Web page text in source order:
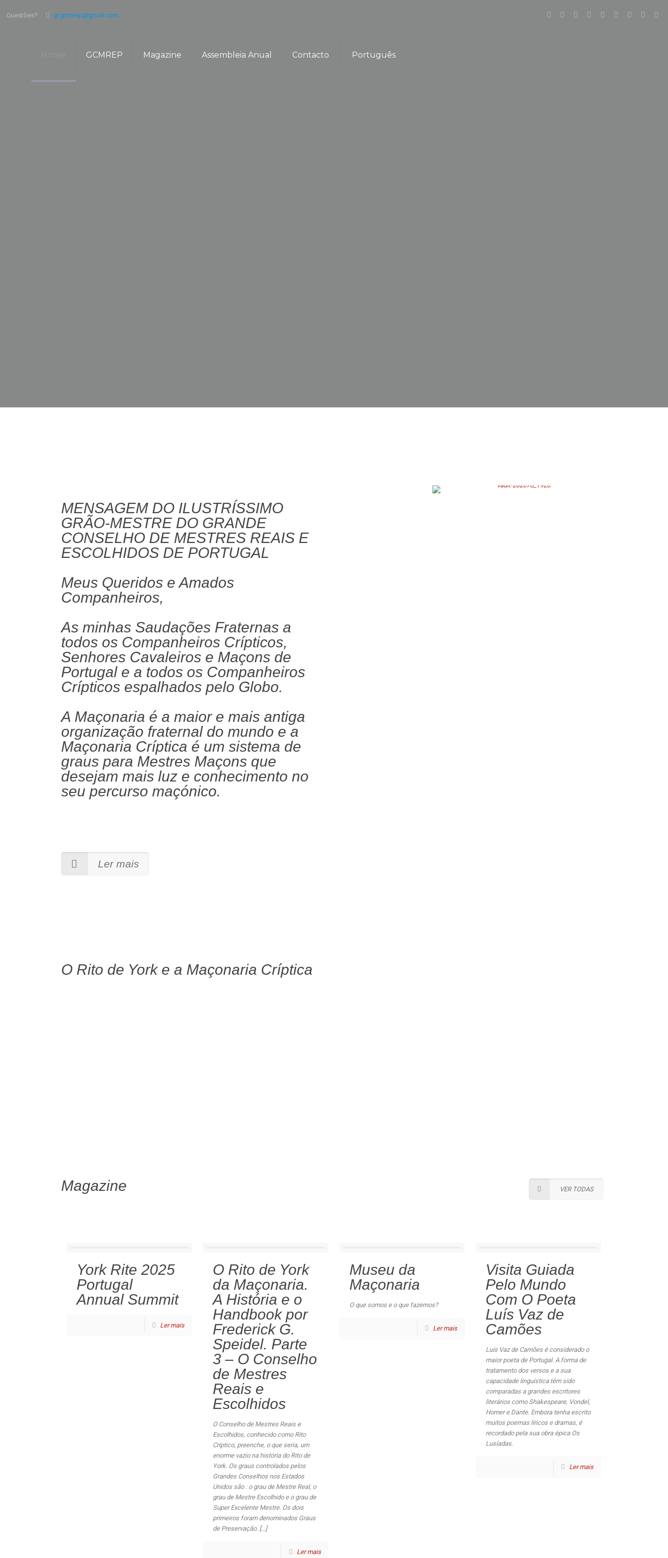
Questões? gr.gcmrep@gmail.com
Home GCMREP Magazine Assembleia Anual Contacto Português
MENSAGEM DO ILUSTRÍSSIMO
GRÃO-MESTRE DO GRANDE
CONSELHO DE MESTRES REAIS E
ESCOLHIDOS DE PORTUGAL
Meus Queridos e Amados
Companheiros,
As minhas Saudações Fraternas a
todos os Companheiros Crípticos,
Senhores Cavaleiros e Maçons de
Portugal e a todos os Companheiros
Crípticos espalhados pelo Globo.
A Maçonaria é a maior e mais antiga
organização fraternal do mundo e a
Maçonaria Críptica é um sistema de
graus para Mestres Maçons que
desejam mais luz e conhecimento no
seu percurso maçónico.
Ler mais
O Rito de York e a Maçonaria Críptica
Magazine VER TODAS
York Rite 2025
Portugal
Annual Summit
Ler mais
O Rito de York
da Maçonaria.
A História e o
Handbook por
Frederick G.
Speidel. Parte
3 – O Conselho
de Mestres
Reais e
Escolhidos
O Conselho de Mestres Reais e
Escolhidos, conhecido como Rito
Críptico, preenche, o que seria, um
enorme vazio na história do Rito de
York. Os graus controlados pelos
Grandes Conselhos nos Estados
Unidos são : o grau de Mestre Real, o
grau de Mestre Escolhido e o grau de
Super Excelente Mestre. Os dois
primeiros foram denominados Graus
de Preservação. [...]
Ler mais
Museu da
Maçonaria
O que somos e o que fazemos?
Ler mais
Visita Guiada
Pelo Mundo
Com O Poeta
Luís Vaz de
Camões
Luís Vaz de Camões é considerado o
maior poeta de Portugal. A forma de
tratamento dos versos e a sua
capacidade linguística têm sido
comparadas a grandes escritores
literários como Shakespeare, Vondel,
Homer e Dante. Embora tenha escrito
muitos poemas líricos e dramas, é
recordado pela sua obra épica Os
Lusíadas.
Ler mais
Recursos
Área Reservada
Formulários
Proceedings
Newsletter
Conselhos
No. 1 - Flor da Rosa
No. 3 - São Bartolomeu
No. 5 - Ordem de Santiago
No. 10 - S. João de Tarouca
No. 14 - São João Novo